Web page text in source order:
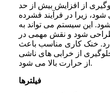
از افزایش بیش از حد
زیرا در فرآیند فشرده
این سیستم می تواند به
شود و نقش مهمی در
خنک کاری مناسب باعث
از خرابی های ناشی
از حرارت بالا می شود.
فیلترها